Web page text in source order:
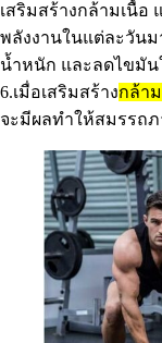
เสริมสร้างกล้ามเนื้อ
พลังงานในแต่ละวัน
น้ำหนัก และลดไขมัน
6.เมื่อเสริมสร้างกล้า
จะมีผลทำให้สมรรถ